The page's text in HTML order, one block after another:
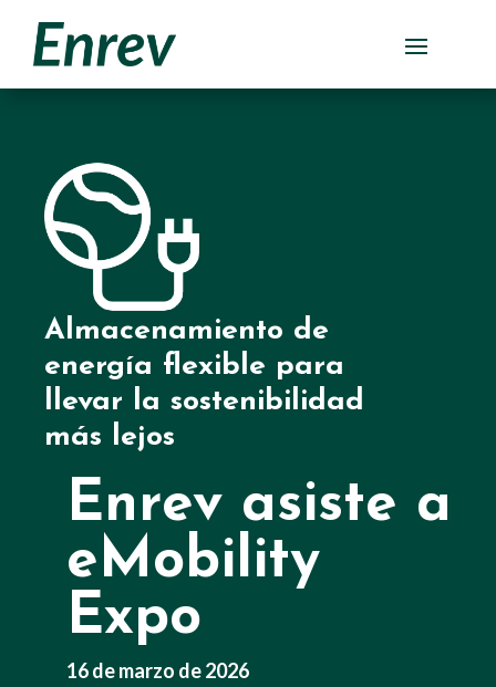
content
Almacenamiento de
energía flexible para
llevar la sostenibilidad
más lejos
Enrev asiste a
eMobility
Expo
16 de marzo de 2026